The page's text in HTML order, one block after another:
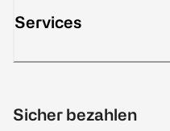
Services
Sicher bezahlen